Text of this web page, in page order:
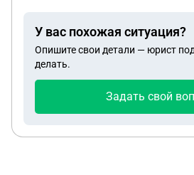
У вас похожая ситуация?
Опишите свои детали — юрист
делать.
Задать свой